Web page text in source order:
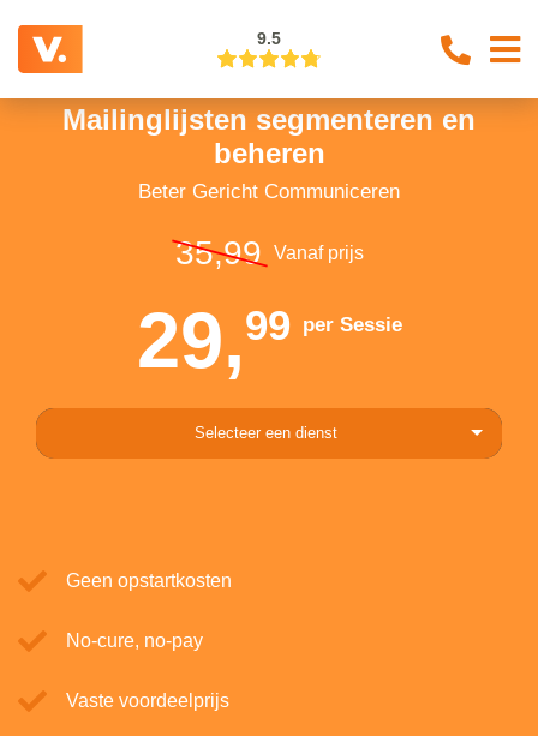
9.5
Mailinglijsten segmenteren en
beheren
Beter Gericht Communiceren
35,99 Vanaf prijs
29,99per Sessie
Selecteer een dienst
Geen opstartkosten
No-cure, no-pay
Vaste voordeelprijs